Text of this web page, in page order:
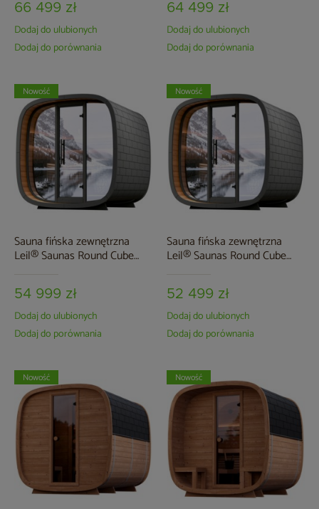
66 499 zł
Dodaj do ulubionych
Dodaj do porównania
64 499 zł
Dodaj do ulubionych
Dodaj do porównania
Sauna fińska zewnętrzna
Leil® Saunas Round Cube
54 999 zł
Nowość
Dodaj do ulubionych
Dodaj do porównania
Sauna fińska zewnętrzna
Leil® Saunas Round Cube
52 499 zł
Nowość
Dodaj do ulubionych
Dodaj do porównania
Nowość Nowość